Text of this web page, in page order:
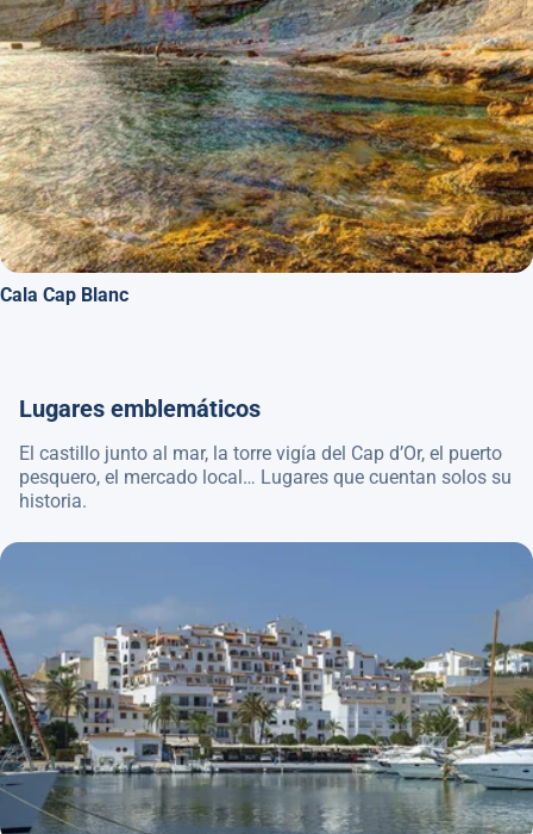
Cala Cap Blanc
Lugares emblemáticos
El castillo junto al mar, la torre vigía del Cap d’Or, el puerto
pesquero, el mercado local… Lugares que cuentan solos su
historia.